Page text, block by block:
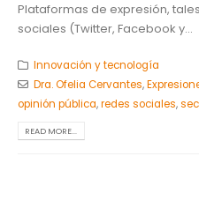
Plataformas de expresión,
sociales (Twitter, Facebook y...
Innovación y tecnología
Dra. Ofelia Cervantes,
opinión pública,redes sociales,
READ MORE...